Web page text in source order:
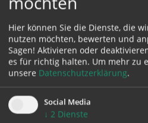
Das Team des Alten Doms
allen Mitwirkenden und bei
Besucherinnen und
Rückmeldungen und die große
Nacht der Kirchen auch heuer
Zeichen für Offenheit,
Hier können Sie die Dienste, die
nutzen möchten, bewerten und
Sagen! Aktivieren oder
es für richtig halten. Um mehr zu
unsere Datenschutzerklärung.
Social Media
↓ 2 Dienste